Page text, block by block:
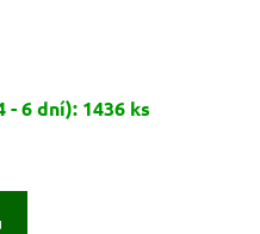
6 dní): 1436 ks